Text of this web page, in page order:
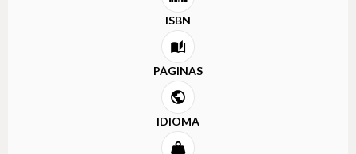
ISBN
PÁGINAS
IDIOMA